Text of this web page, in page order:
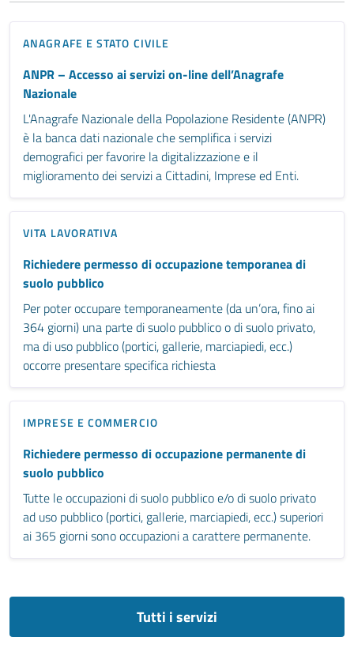
ANAGRAFE E STATO CIVILE
ANPR – Accesso ai servizi on-line dell’Anagrafe
Nazionale
L'Anagrafe Nazionale della Popolazione Residente (ANPR)
è la banca dati nazionale che semplifica i servizi
demografici per favorire la digitalizzazione e il
miglioramento dei servizi a Cittadini, Imprese ed Enti.
VITA LAVORATIVA
Richiedere permesso di occupazione temporanea di
suolo pubblico
Per poter occupare temporaneamente (da un’ora, fino ai
364 giorni) una parte di suolo pubblico o di suolo privato,
ma di uso pubblico (portici, gallerie, marciapiedi, ecc.)
occorre presentare specifica richiesta
IMPRESE E COMMERCIO
Richiedere permesso di occupazione permanente di
suolo pubblico
Tutte le occupazioni di suolo pubblico e/o di suolo privato
ad uso pubblico (portici, gallerie, marciapiedi, ecc.) superiori
ai 365 giorni sono occupazioni a carattere permanente.
Tutti i servizi